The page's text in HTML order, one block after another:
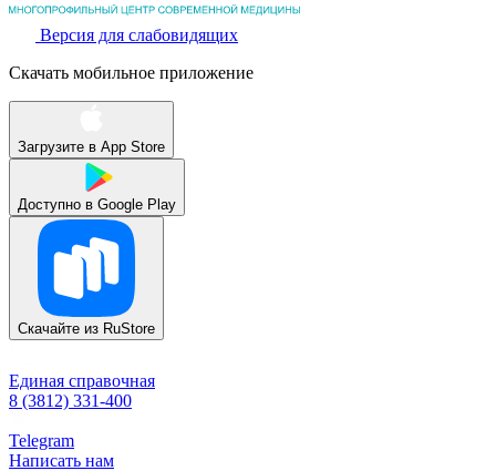
Версия для слабовидящих
Скачать мобильное приложение
Загрузите в App Store
Доступно в Google Play
Скачайте из RuStore
Единая справочная
8 (3812) 331-400
Telegram
Написать нам